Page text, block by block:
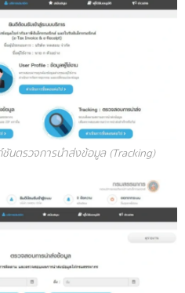
นตรวจการนำส่งข้อมูล (Tracking)